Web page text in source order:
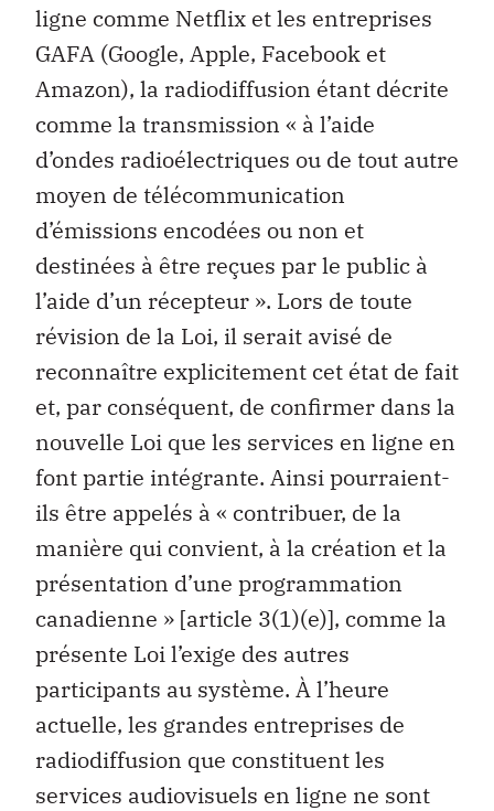
ligne comme Netflix et les entreprises
GAFA (Google, Apple, Facebook et
Amazon), la radiodiffusion étant décrite
comme la transmission « à l’aide
d’ondes radioélectriques ou de tout autre
moyen de télécommunication
d’émissions encodées ou non et
destinées à être reçues par le public à
l’aide d’un récepteur ». Lors de toute
révision de la Loi, il serait avisé de
reconnaître explicitement cet état de fait
et, par conséquent, de confirmer dans la
nouvelle Loi que les services en ligne en
font partie intégrante. Ainsi pourraient-
ils être appelés à « contribuer, de la
manière qui convient, à la création et la
présentation d’une programmation
canadienne » [article 3(1)(e)], comme la
présente Loi l’exige des autres
participants au système. À l’heure
actuelle, les grandes entreprises de
radiodiffusion que constituent les
services audiovisuels en ligne ne sont